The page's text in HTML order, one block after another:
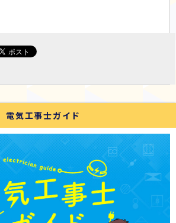
電気工事士ガイド